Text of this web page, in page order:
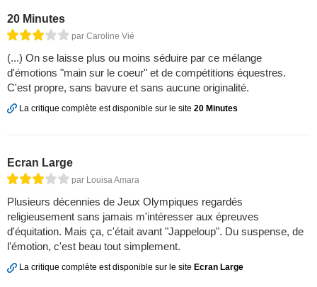
20 Minutes
par Caroline Vié
(...) On se laisse plus ou moins séduire par ce mélange
d'émotions "main sur le coeur" et de compétitions équestres.
C'est propre, sans bavure et sans aucune originalité.
La critique complète est disponible sur le site 20 Minutes
Ecran Large
par Louisa Amara
Plusieurs décennies de Jeux Olympiques regardés
religieusement sans jamais m'intéresser aux épreuves
d'équitation. Mais ça, c'était avant "Jappeloup". Du suspense, de
l'émotion, c'est beau tout simplement.
La critique complète est disponible sur le site Ecran Large